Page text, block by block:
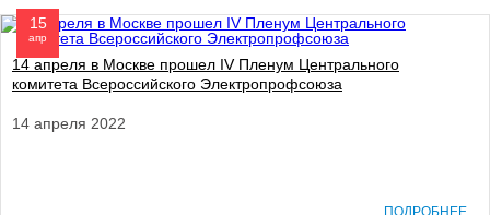
15
апр
14 апреля в Москве прошел IV Пленум Центрального
комитета Всероссийского Электропрофсоюза
14 апреля 2022
ПОДРОБНЕЕ